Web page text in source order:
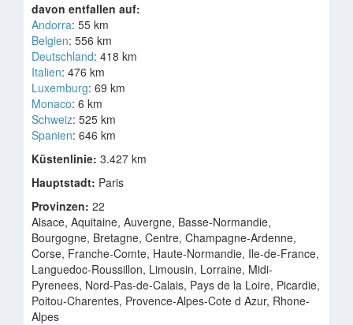
davon entfallen auf:
Andorra: 55 km
Belgien: 556 km
Deutschland: 418 km
Italien: 476 km
Luxemburg: 69 km
Monaco: 6 km
Schweiz: 525 km
Spanien: 646 km
Küstenlinie: 3.427 km
Hauptstadt: Paris
Provinzen: 22
Alsace, Aquitaine, Auvergne, Basse-Normandie,
Bourgogne, Bretagne, Centre, Champagne-Ardenne,
Corse, Franche-Comte, Haute-Normandie, Ile-de-France,
Languedoc-Roussillon, Limousin, Lorraine, Midi-
Pyrenees, Nord-Pas-de-Calais, Pays de la Loire, Picardie,
Poitou-Charentes, Provence-Alpes-Cote d Azur, Rhone-
Alpes